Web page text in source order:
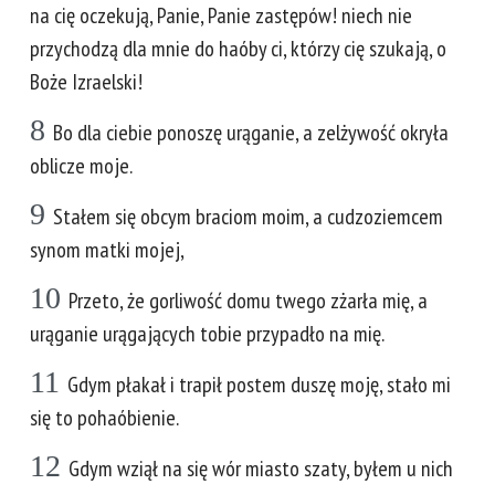
na cię oczekują, Panie, Panie zastępów! niech nie
przychodzą dla mnie do haóby ci, którzy cię szukają, o
Boże Izraelski!
8 Bo dla ciebie ponoszę urąganie, a zelżywość okryła
oblicze moje.
9 Stałem się obcym braciom moim, a cudzoziemcem
synom matki mojej,
10 Przeto, że gorliwość domu twego zżarła mię, a
urąganie urągających tobie przypadło na mię.
11 Gdym płakał i trapił postem duszę moję, stało mi
się to pohaóbienie.
12 Gdym wziął na się wór miasto szaty, byłem u nich